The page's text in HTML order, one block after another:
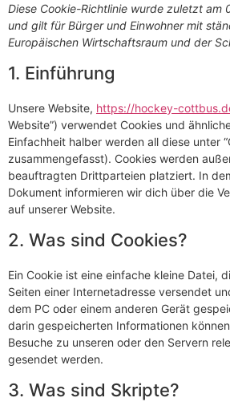
Diese Cookie-Richtlinie wurde zuletzt am
und gilt für Bürger und Einwohner mit
Europäischen Wirtschaftsraum und der
1. Einführung
Unsere Website, https://hockey-
Website”) verwendet Cookies und
Einfachheit halber werden all diese unter
zusammengefasst). Cookies werden
beauftragten Drittparteien platziert. In
Dokument informieren wir dich über die
auf unserer Website.
2. Was sind Cookies?
Ein Cookie ist eine einfache kleine Datei,
Seiten einer Internetadresse versendet
dem PC oder einem anderen Gerät
darin gespeicherten Informationen
Besuche zu unseren oder den Servern
gesendet werden.
3. Was sind Skripte?